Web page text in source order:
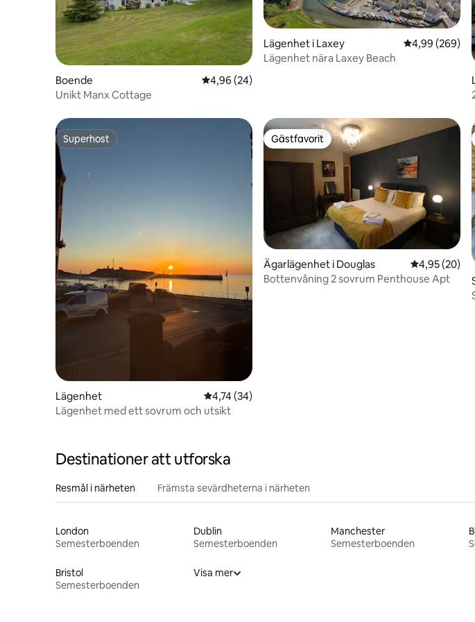
Boende 4,96 av 5 i genomsnittligt betyg, 24 omdömen
4,96 (24)
Unikt Manx Cottage
Lägenhet i Laxey 4,99 av 5 i
4,99 (269)
Lägenhet nära Laxey Beach
Superhost
Superhost
Lägenhet 4,74 av 5 i genomsnittligt betyg, 34 omdömen
4,74 (34)
Lägenhet med ett sovrum och utsikt
Gästfavorit
Gästfavorit
Ägarlägenhet i Douglas 4,95 av 5 i
4,95 (20)
Bottenvåning 2 sovrum Penthouse Apt
Destinationer att utforska
Resmål i närheten Främsta sevärdheterna i närheten
London
Semesterboenden
Dublin
Semesterboenden
Manchester
Semesterboenden
Bristol
Semesterboenden
Visa mer